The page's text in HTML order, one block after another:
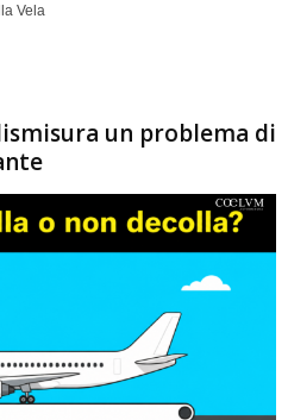
Vela
un problema di